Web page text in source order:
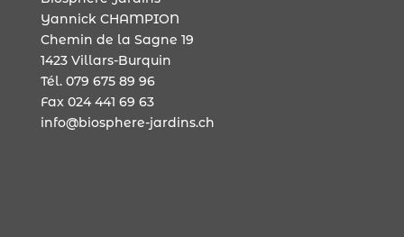
Yannick CHAMPION
Chemin de la Sagne 19
1423 Villars-Burquin
Tél. 079 675 89 96
Fax 024 441 69 63
info@biosphere-jardins.ch